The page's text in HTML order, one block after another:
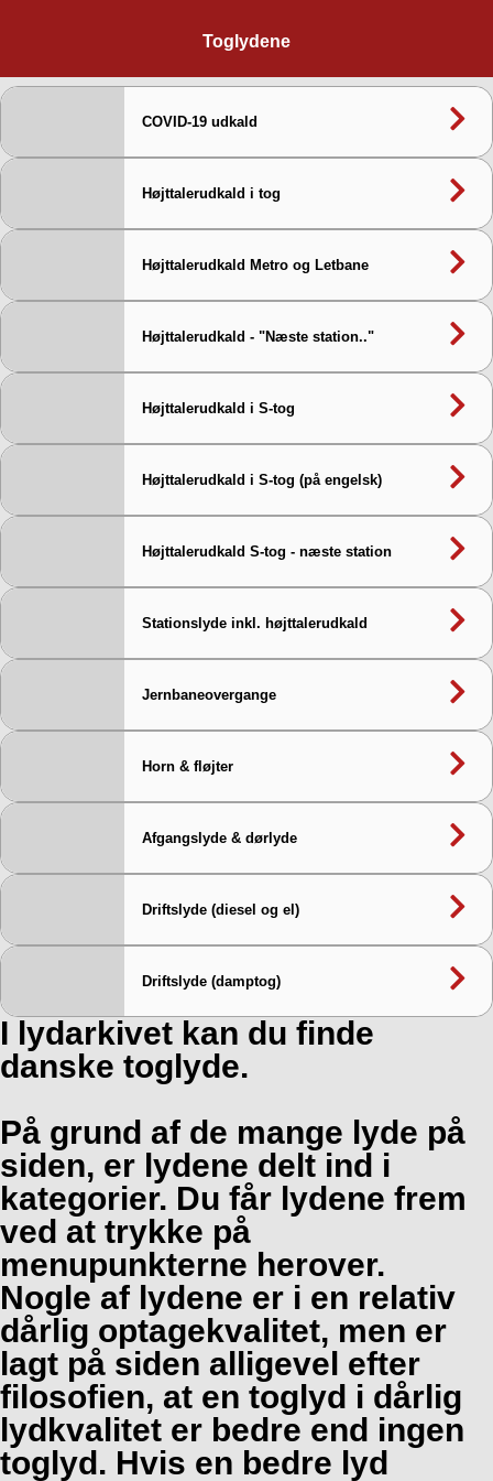
Toglydene
COVID-19 udkald
Højttalerudkald i tog
Højttalerudkald Metro og Letbane
Højttalerudkald - "Næste station.."
Højttalerudkald i S-tog
Højttalerudkald i S-tog (på engelsk)
Højttalerudkald S-tog - næste station
Stationslyde inkl. højttalerudkald
Jernbaneovergange
Horn & fløjter
Afgangslyde & dørlyde
Driftslyde (diesel og el)
Driftslyde (damptog)
I lydarkivet kan du finde
danske toglyde.
På grund af de mange lyde på
siden, er lydene delt ind i
kategorier. Du får lydene frem
ved at trykke på
menupunkterne herover.
Nogle af lydene er i en relativ
dårlig optagekvalitet, men er
lagt på siden alligevel efter
filosofien, at en toglyd i dårlig
lydkvalitet er bedre end ingen
toglyd. Hvis en bedre lyd